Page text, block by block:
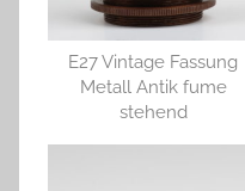
E27 Vintage Fassung
Metall Antik fume
stehend